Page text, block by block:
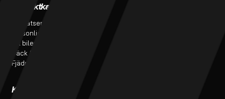
Produktkategorier
Bursatser
Personlig utrustning
Till bilen
Däck & Fälg
Fjädring & service
Kundtjänst